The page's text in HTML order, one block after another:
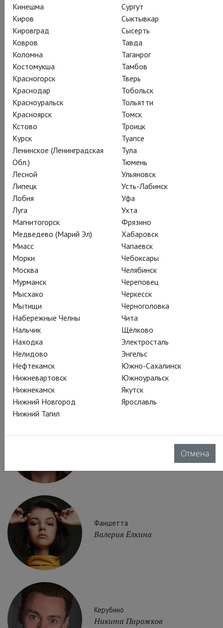
Подписаться на рассылку
СОСТАВ СОЗДАТЕЛИ О СПЕКТАКЛЕ
СЕЗОН
ТЕАТР
Действующие лица и исполнители
Сергей Лазарев
Граф Альмавива
Александр Арсентьев
Анна Бегунова
Графиня
Фаншетта
Валерия Ёлкина
Керубино
Никита Пирожков
Кинешма
Киров
Кировград
Ковров
Коломна
Костомукша
Красногорск
Краснодар
Красноуральск
Красноярск
Кстово
Курск
Ленинское (Ленинградская
Обл.)
Лесной
Липецк
Лобня
Луга
Магнитогорск
Медведево (Марий Эл)
Миасс
Морки
Москва
Мурманск
Мысхако
Мытищи
Набережные Челны
Нальчик
Находка
Нелидово
Нефтекамск
Нижневартовск
Нижнекамск
Нижний Новгород
Нижний Тагил
Сургут
Сыктывкар
Сысерть
Тавда
Таганрог
Тамбов
Тверь
Тобольск
Тольятти
Томск
Троицк
Туапсе
Тула
Тюмень
Ульяновск
Усть-Лабинск
Уфа
Ухта
Фрязино
Хабаровск
Чапаевск
Чебоксары
Челябинск
Череповец
Черкесск
Черноголовка
Чита
Щёлково
Электросталь
Энгельс
Южно-Сахалинск
Южноуральск
Якутск
Ярославль
Отмена